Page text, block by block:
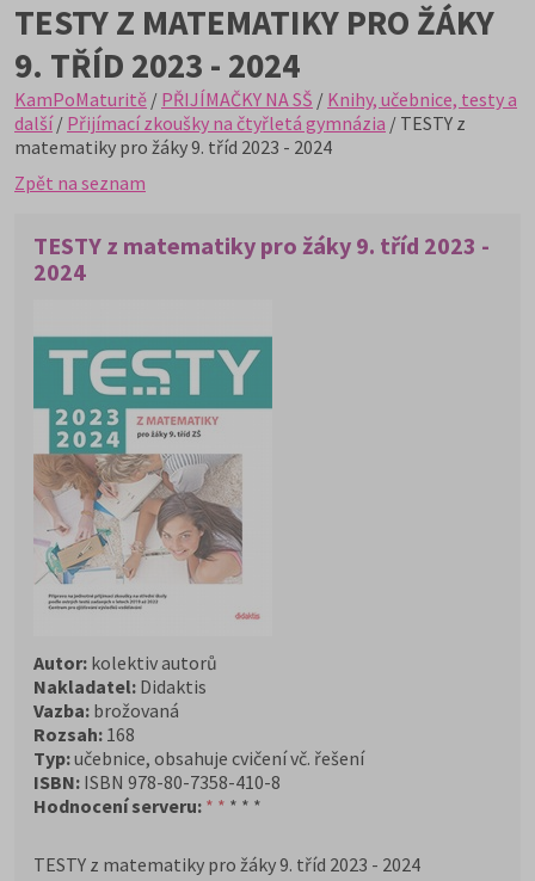
TESTY Z MATEMATIKY PRO ŽÁKY
9. TŘÍD 2023 - 2024
KamPoMaturitě / PŘIJÍMAČKY NA SŠ / Knihy, učebnice, testy a
další/ Přijímací zkoušky na čtyřletá gymnázia / TESTY z
matematiky pro žáky 9. tříd 2023 - 2024
Zpět na seznam
TESTY z matematiky pro žáky 9. tříd 2023 -
2024
Autor: kolektiv autorů
Nakladatel: Didaktis
Vazba: brožovaná
Rozsah: 168
Typ:učebnice, obsahuje cvičení vč. řešení
ISBN: ISBN 978-80-7358-410-8
Hodnocení serveru: * * * * *
TESTY z matematiky pro žáky 9. tříd 2023 - 2024